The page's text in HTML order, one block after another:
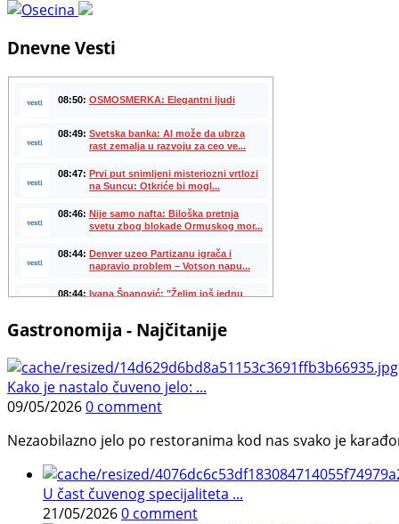
Dnevne Vesti
Gastronomija - Najčitanije
Kako je nastalo čuveno jelo: ...
09/05/20260 comment
Nezaobilazno jelo po restoranima kod nas svako je
U čast čuvenog specijaliteta ...
21/05/20260 comment